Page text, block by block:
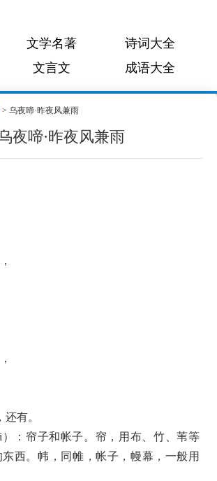
文学名著
诗词大全
文言文 成语大全
> 乌夜啼·昨夜风兼雨
夜啼·昨夜风兼雨
，还有。
）：帘子和帐子。帘，用布、竹、苇等
西。帏，同帷，帐子，幔幕，一般用